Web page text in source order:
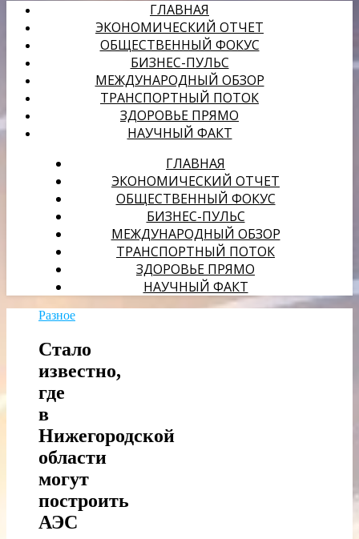
ГЛАВНАЯ
ЭКОНОМИЧЕСКИЙ ОТЧЕТ
ОБЩЕСТВЕННЫЙ ФОКУС
БИЗНЕС-ПУЛЬС
МЕЖДУНАРОДНЫЙ ОБЗОР
ТРАНСПОРТНЫЙ ПОТОК
ЗДОРОВЬЕ ПРЯМО
НАУЧНЫЙ ФАКТ
ГЛАВНАЯ
ЭКОНОМИЧЕСКИЙ ОТЧЕТ
ОБЩЕСТВЕННЫЙ ФОКУС
БИЗНЕС-ПУЛЬС
МЕЖДУНАРОДНЫЙ ОБЗОР
ТРАНСПОРТНЫЙ ПОТОК
ЗДОРОВЬЕ ПРЯМО
НАУЧНЫЙ ФАКТ
Разное
Стало
известно,
где
в
Нижегородской
области
могут
построить
АЭС